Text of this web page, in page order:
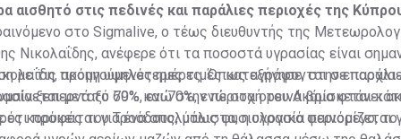
αισθητό στις πεδινές και παράλιες περιοχές της
στο Sigmalive, ο τέως διευθυντής της
Νικολαΐδης, ανέφερε ότι τα ποσοστά υγρασίας είναι
με τις προηγούμενες ημέρες. Όπως εξήγησε, στην
μεταξύ 69% και 70%, ενώ στα ορεινά βρίσκεται
κορυφές του Τροόδους, μάλιστα, η υγρασία περιορίζεται
ακόμη υψηλότερες τιμές καταγράφονται σε
ξεπερνά το 70%, ενώ στην περιοχή του Ακάμα φτάνει
ότι πρόκειται για ένα απολύτως φυσιολογικό φαινόμενο,